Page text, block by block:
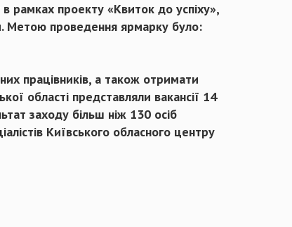
рамках проекту «Квиток до успіху»,
Метою проведення ярмарку було:
працівників, а також отримати
області представляли вакансії 14
заходу більш ніж 130 осіб
Київського обласного центру